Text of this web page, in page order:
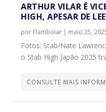
ARTHUR VILAR É
HIGH, APESAR DE
por Flamboiar | maio 25,
Fotos: Stab/Nate
o Stab High Japão 2025
CONSULTE MAIS